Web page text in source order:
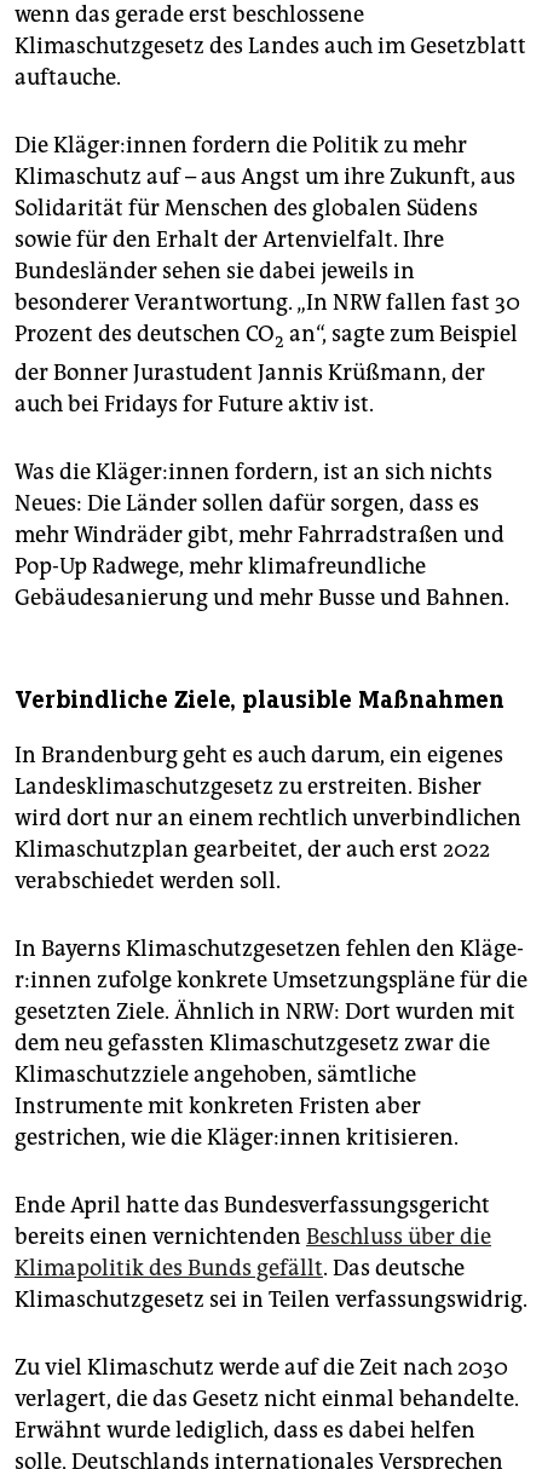
wenn das gerade erst beschlossene
Klimaschutzgesetz des Landes auch im Gesetzblatt
auftauche.
Die Klä­ge­r:in­nen fordern die Politik zu mehr
Klimaschutz auf – aus Angst um ihre Zukunft, aus
Solidarität für Menschen des globalen Südens
sowie für den Erhalt der Artenvielfalt. Ihre
Bundesländer sehen sie dabei jeweils in
besonderer Verantwortung. „In NRW fallen fast 30
Prozent des deutschen CO2 an“, sagte zum Beispiel
der Bonner Jurastudent Jannis Krüßmann, der
auch bei Fridays for Future aktiv ist.
Was die Klä­ge­r:in­nen fordern, ist an sich nichts
Neues: Die Länder sollen dafür sorgen, dass es
mehr Windräder gibt, mehr Fahrradstraßen und
Pop-Up Radwege, mehr klimafreundliche
Gebäudesanierung und mehr Busse und Bahnen.
Verbindliche Ziele, plausible Maßnahmen
In Brandenburg geht es auch darum, ein eigenes
Landesklimaschutzgesetz zu erstreiten. Bisher
wird dort nur an einem rechtlich unverbindlichen
Klimaschutzplan gearbeitet, der auch erst 2022
verabschiedet werden soll.
In Bayerns Klimaschutzgesetzen fehlen den Klä­ge­
r:in­nen zufolge konkrete Umsetzungspläne für die
gesetzten Ziele. Ähnlich in NRW: Dort wurden mit
dem neu gefassten Klimaschutzgesetz zwar die
Klimaschutzziele angehoben, sämtliche
Instrumente mit konkreten Fristen aber
gestrichen, wie die Klä­ge­r:in­nen kritisieren.
Ende April hatte das Bundesverfassungsgericht
bereits einen vernichtenden Beschluss über die
Klimapolitik des Bunds gefällt. Das deutsche
Klimaschutzgesetz sei in Teilen verfassungswidrig.
Zu viel Klimaschutz werde auf die Zeit nach 2030
verlagert, die das Gesetz nicht einmal behandelte.
Erwähnt wurde lediglich, dass es dabei helfen
solle, Deutschlands internationales Versprechen